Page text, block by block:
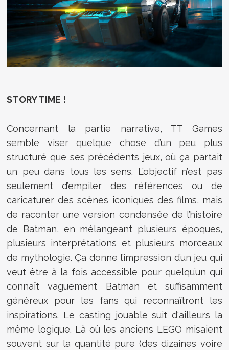
STORY TIME !
Concernant la partie narrative, TT Games
semble viser quelque chose d’un peu plus
structuré que ses précédents jeux, où ça partait
un peu dans tous les sens. L’objectif n’est pas
seulement d’empiler des références ou de
caricaturer des scènes iconiques des films, mais
de raconter une version condensée de l’histoire
de Batman, en mélangeant plusieurs époques,
plusieurs interprétations et plusieurs morceaux
de mythologie. Ça donne l’impression d’un jeu qui
veut être à la fois accessible pour quelqu’un qui
connaît vaguement Batman et suffisamment
généreux pour les fans qui reconnaîtront les
inspirations. Le casting jouable suit d'ailleurs la
même logique. Là où les anciens LEGO misaient
souvent sur la quantité pure (des dizaines voire